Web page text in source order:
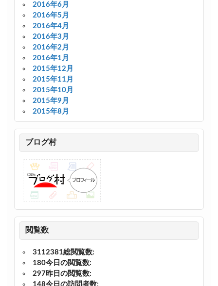
2016年6月
2016年5月
2016年4月
2016年3月
2016年2月
2016年1月
2015年12月
2015年11月
2015年10月
2015年9月
2015年8月
ブログ村
閲覧数
3112381総閲覧数:
180今日の閲覧数:
297昨日の閲覧数:
148今日の訪問者数: